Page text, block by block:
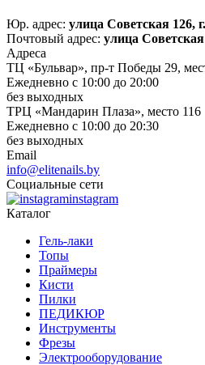
Юр. адрес: улица Советская 126,
Почтовый адрес: улица
Адреса
ТЦ «Бульвар», пр-т Победы 29,
Ежедневно с 10:00 до 20:00
без выходных
ТРЦ «Мандарин Плаза», место 116
Ежедневно с 10:00 до 20:30
без выходных
Email
info@elitenails.by
Социальные сети
instagram
Каталог
Гель-лаки
Топы
Праймеры
Кисти
Пилки
ПЕДИКЮР
Инструменты
Фрезы
Электрооборудование